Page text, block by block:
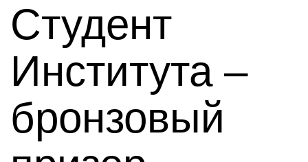
Студент
Института –
бронзовый